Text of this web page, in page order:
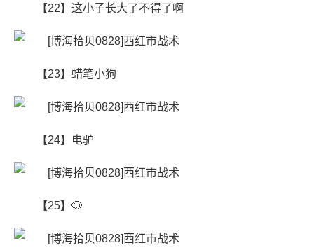
【22】这小子长大了不得了啊
【23】蜡笔小狗
【24】电驴
【25】🐶